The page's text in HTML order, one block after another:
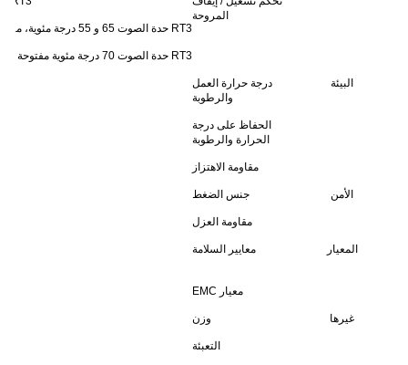
المروحة
RT3 حدة الصوت 65 و 55 درجة مئوية، مروحة مفتوحة أكثر من 80 درجة مئوية، السلطات: قطع الخروج (12 إلى 15 فولت)
RT3 حدة الصوت 70 درجة مئوية مفتوحة أكثر من 60 درجة مئوية مروحة، رياح، 85 درجة مئوية مغلقة: مخرج السلطات (24 إلى 48 فولت)
البيئة
درجة حرارة العمل
والرطوبة
الحفاظ على درجة
الحرارة والرطوبة
مقاومة الاهتزاز
الأمن جنس الضغط
مقاومة العزل
المعيار معايير السلامة
معيار EMC
غيرها وزن
التعبئة